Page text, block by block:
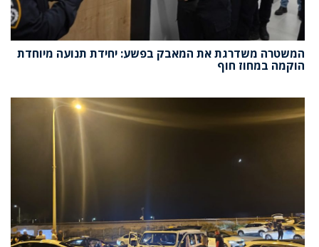
המשטרה משדרגת את המאבק בפשע: יחידת תנועה מיוחדת
הוקמה במחוז חוף